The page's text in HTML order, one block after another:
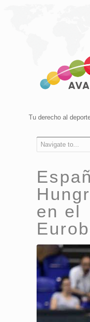
Tu derecho al
Navigate to...
en el